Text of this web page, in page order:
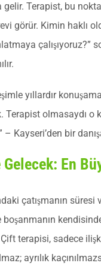
gelir. Terapist, bu
görür. Kimin haklı
çalışıyoruz?”
yıllardır
Terapist olmasaydı o
Kayseri’den bir
En
çatışmanın süresi
terapisi, sadece
ayrılık